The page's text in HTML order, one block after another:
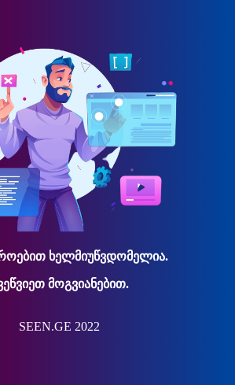
ხელმიუწვდომელია.
მოგვიანებით.
SEEN.GE 2022